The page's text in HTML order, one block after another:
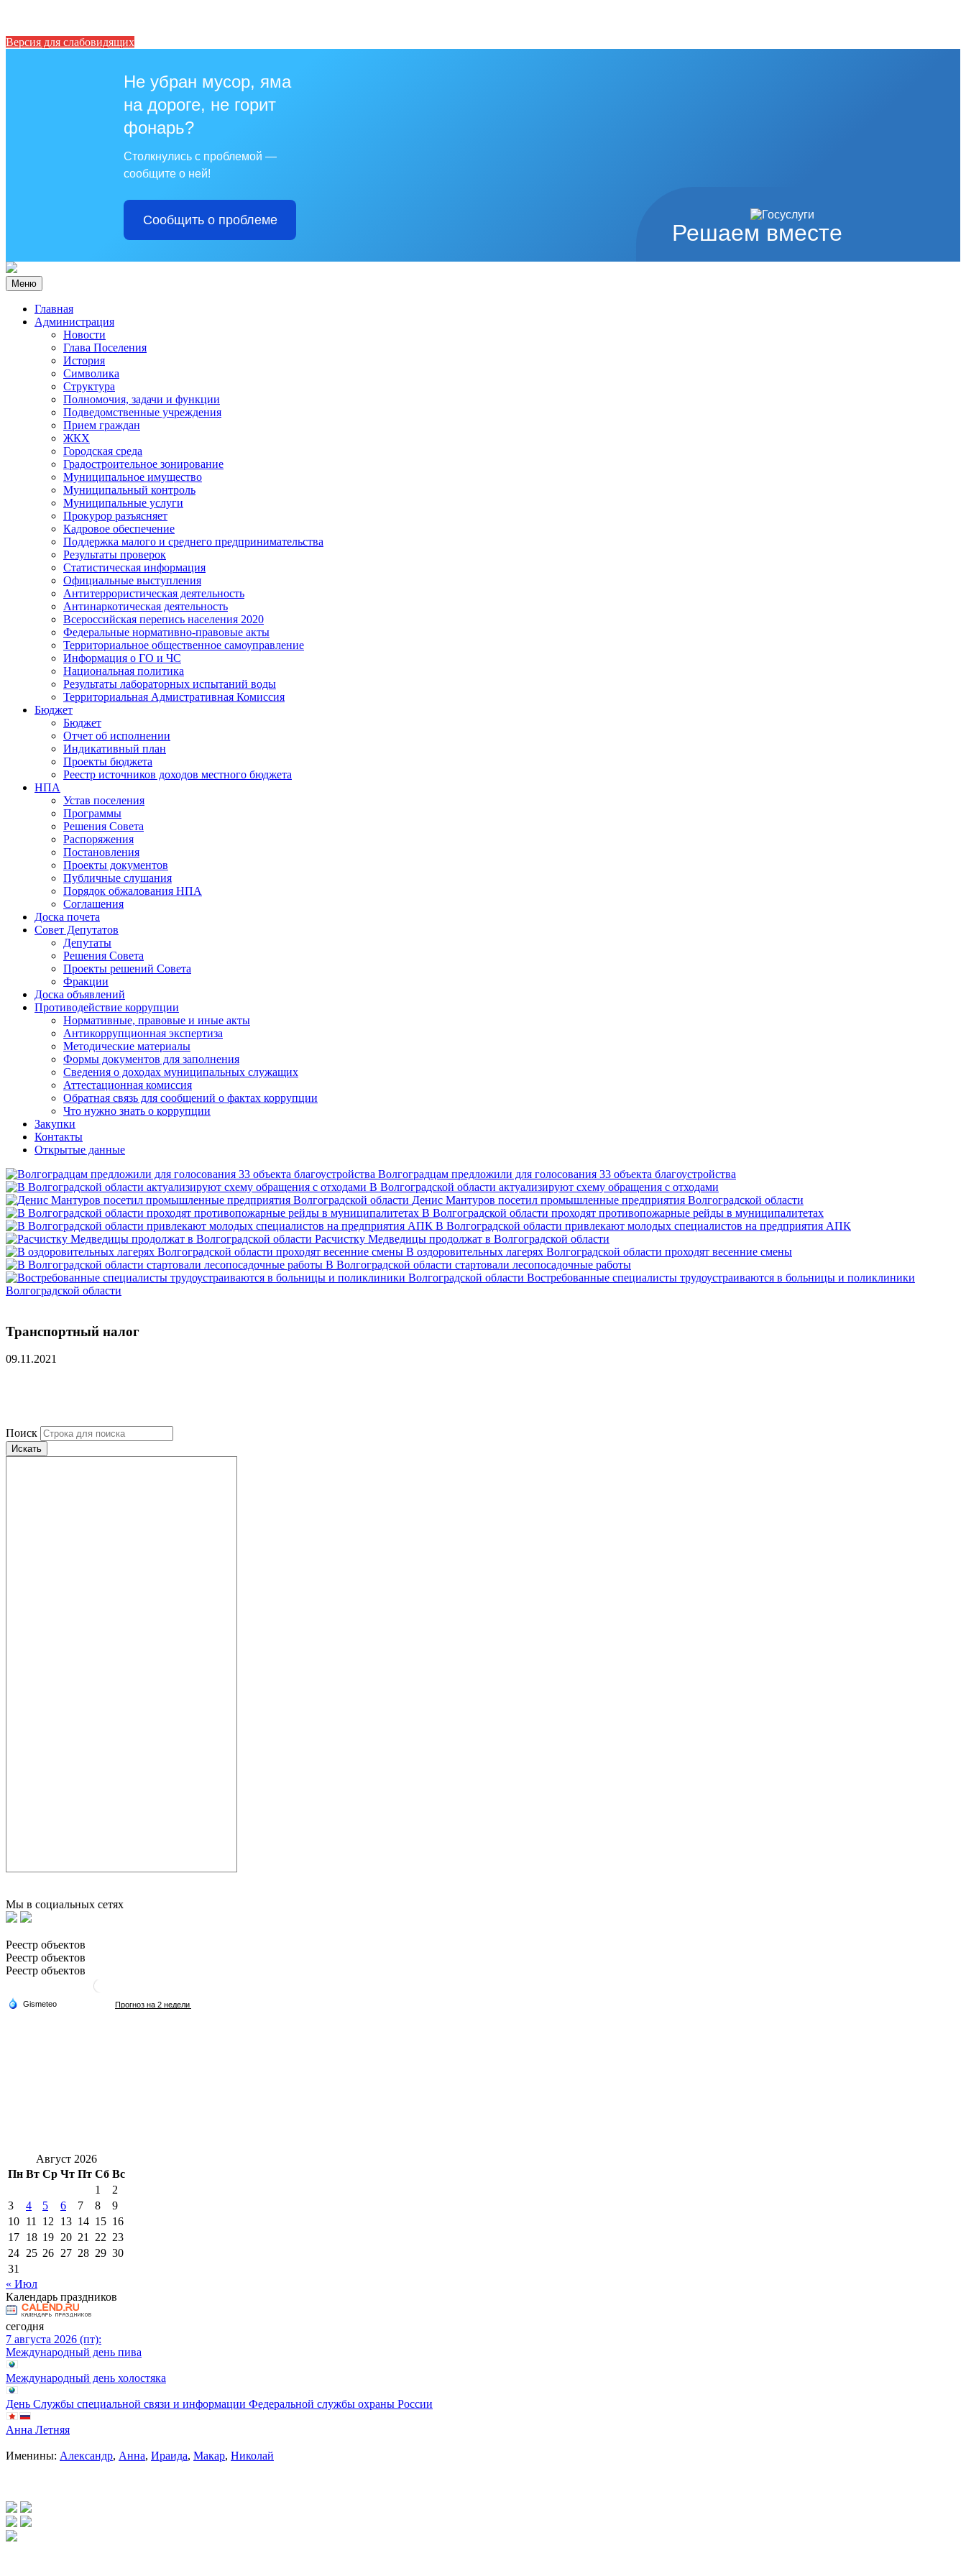
Версия для слабовидящих
Решаем вместе
Не убран мусор, яма
на дороге, не горит
фонарь?
Столкнулись с проблемой —
сообщите о ней!
Сообщить о проблеме
Меню
Главная
Администрация
Новости
Глава Поселения
История
Символика
Структура
Полномочия, задачи и функции
Подведомственные учреждения
Прием граждан
ЖКХ
Городская среда
Градостроительное зонирование
Муниципальное имущество
Муниципальный контроль
Муниципальные услуги
Прокурор разъясняет
Кадровое обеспечение
Поддержка малого и среднего предпринимательства
Результаты проверок
Статистическая информация
Официальные выступления
Антитеррористическая деятельность
Антинаркотическая деятельность
Всероссийская перепись населения 2020
Федеральные нормативно-правовые акты
Территориальное общественное самоуправление
Информация о ГО и ЧС
Национальная политика
Результаты лабораторных испытаний воды
Территориальная Адмистративная Комиссия
Бюджет
Бюджет
Отчет об исполнении
Индикативный план
Проекты бюджета
Реестр источников доходов местного бюджета
НПА
Устав поселения
Программы
Решения Совета
Распоряжения
Постановления
Проекты документов
Публичные слушания
Порядок обжалования НПА
Соглашения
Доска почета
Совет Депутатов
Депутаты
Решения Совета
Проекты решений Совета
Фракции
Доска объявлений
Противодействие коррупции
Нормативные, правовые и иные акты
Антикоррупционная экспертиза
Методические материалы
Формы документов для заполнения
Сведения о доходах муниципальных служащих
Аттестационная комиссия
Обратная связь для сообщений о фактах коррупции
Что нужно знать о коррупции
Закупки
Контакты
Открытые данные
Волгоградцам предложили для голосования 33 объекта благоустройства
В Волгоградской области актуализируют схему обращения с отходами
Денис Мантуров посетил промышленные предприятия Волгоградской области
В Волгоградской области проходят противопожарные рейды в муниципалитетах
В Волгоградской области привлекают молодых специалистов на предприятия АПК
Расчистку Медведицы продолжат в Волгоградской области
В оздоровительных лагерях Волгоградской области проходят весенние смены
В Волгоградской области стартовали лесопосадочные работы
Востребованные специалисты трудоустраиваются в больницы и поликлиники
Волгоградской области
Транспортный налог
09.11.2021
Поиск
Искать
Мы в социальных сетях
Реестр объектов
Реестр объектов
Реестр объектов
Август 2026
Пн Вт Ср Чт Пт Сб Вс
1
2
3
4 5 6 7 8
9
10 11 12 13 14 15 16
17 18 19 20 21 22 23
24 25 26 27 28 29 30
31
« Июл
Календарь праздников
сегодня
7 августа 2026 (пт):
Международный день пива
Международный день холостяка
День Службы специальной связи и информации Федеральной службы охраны России
Анна Летняя
Именины: Александр, Анна, Ираида, Макар, Николай